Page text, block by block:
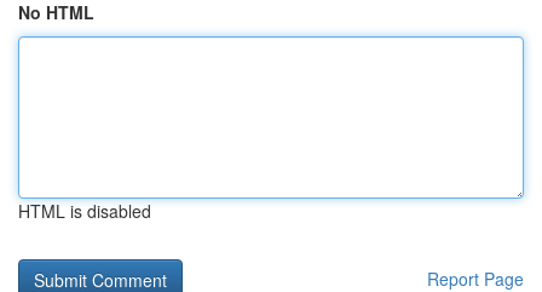
No HTML
HTML is disabled
Report Page